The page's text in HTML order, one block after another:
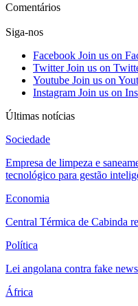
Comentários
Siga-nos
Facebook Join us on
Twitter Join us on
Youtube Join us on
Instagram Join us on
Últimas notícias
Sociedade
Empresa de limpeza e
tecnológico para gestão
Economia
Central Térmica de Cabinda
Política
Lei angolana contra fake
África